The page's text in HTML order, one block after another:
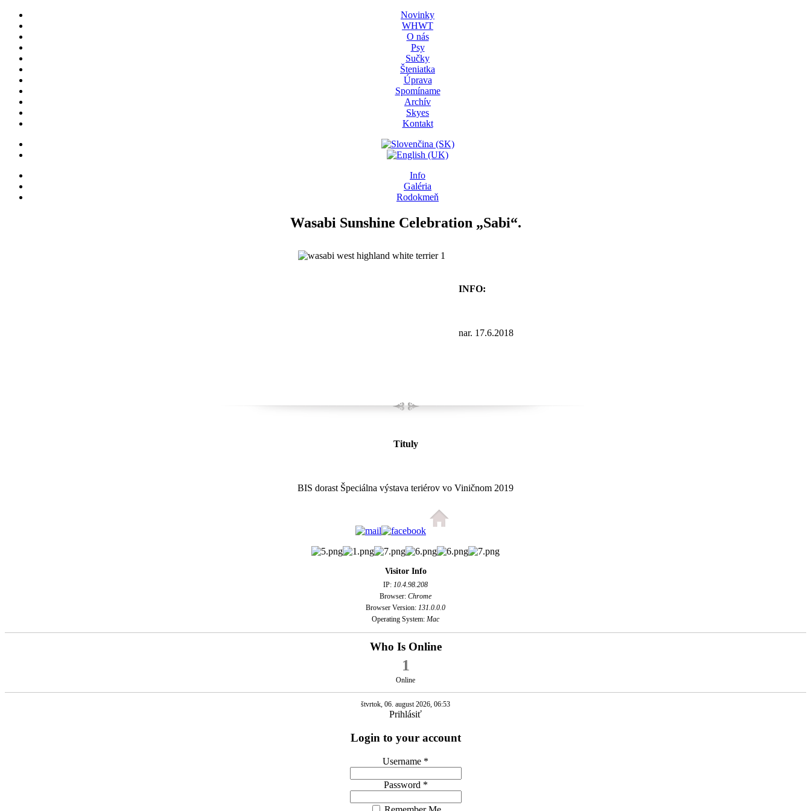
Novinky
WHWT
O nás
Psy
Sučky
Šteniatka
Úprava
Spomíname
Archív
Skyes
Kontakt
Info
Galéria
Rodokmeň
Wasabi Sunshine Celebration „Sabi“.
INFO:
nar. 17.6.2018
Tituly
BIS dorast Špeciálna výstava teriérov vo Viničnom 2019
Visitor Info
IP: 10.4.98.208
Browser: Chrome
Browser Version: 131.0.0.0
Operating System: Mac
Who Is Online
1
Online
štvrtok, 06. august 2026, 06:53
Prihlásiť
Login to your account
Username *
Password *